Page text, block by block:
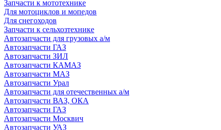
Запчасти к мототехнике
Для мотоциклов и мопедов
Для снегоходов
Запчасти к сельхозтехнике
Автозапчасти для грузовых а/м
Автозапчасти ГАЗ
Автозапчасти ЗИЛ
Автозапчасти КАМАЗ
Автозапчасти МАЗ
Автозапчасти Урал
Автозапчасти для отечественных а/м
Автозапчасти ВАЗ, ОКА
Автозапчасти ГАЗ
Автозапчасти Москвич
Автозапчасти УАЗ